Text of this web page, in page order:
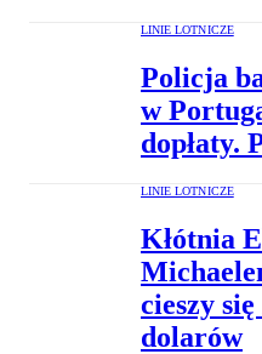
LINIE LOTNICZE
Policja
w
dopłaty.
LINIE LOTNICZE
Kłótnia
cieszy
dolarów